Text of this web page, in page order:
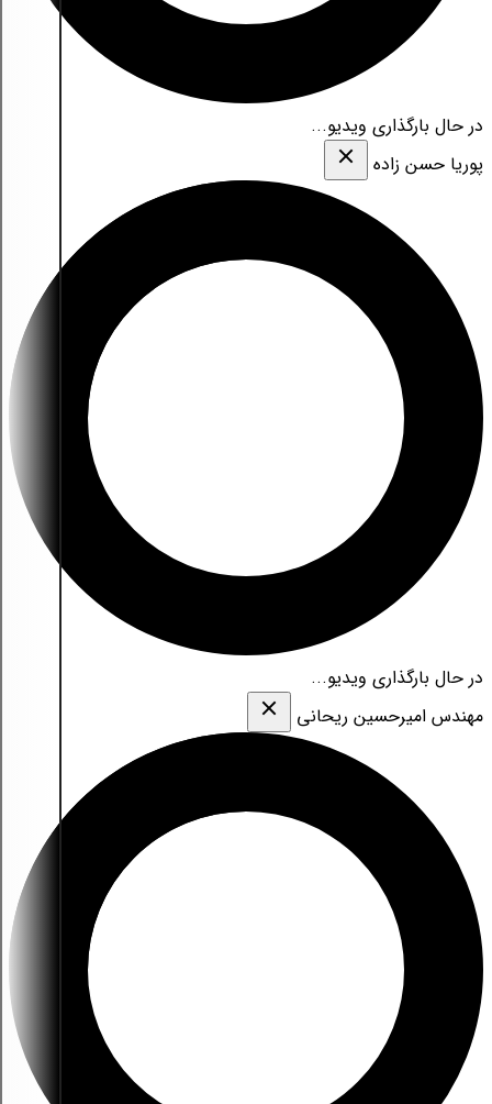
در حال بارگذاری ویدیو...
پوریا حسن زاده
در حال بارگذاری ویدیو...
مهندس امیرحسین ریحانی